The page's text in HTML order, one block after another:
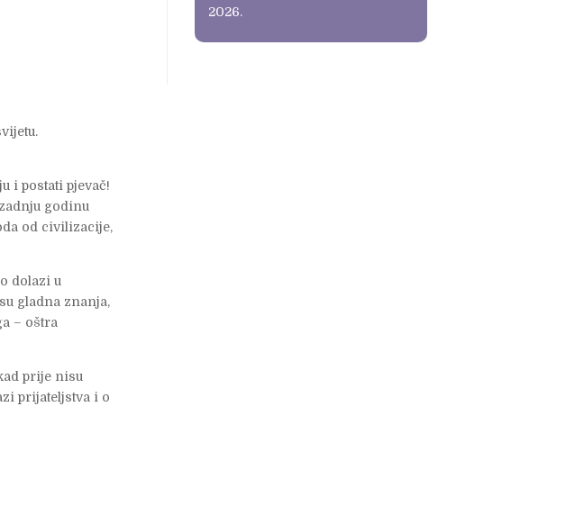
i postati pjevač!
godinu
od civilizacije,
dolazi u
gladna znanja,
– oštra
prije nisu
prijateljstva i o
2026.